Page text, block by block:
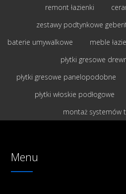
remont łazienki
zestawy podtynkowe
baterie umywalkowe
meble
płytki gresowe
płytki gresowe panelopodobne
płytki włoskie podłogowe
montaż systemów
Menu